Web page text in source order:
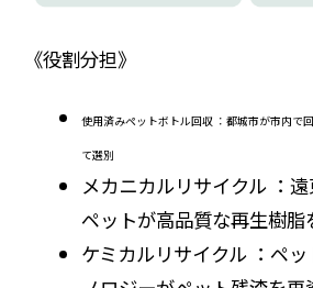
《役割分担》
使用済みペットボトル回収 ：都城市が市内で
て選別
メカニカルリサイクル ：
ペットが高品質な再生樹脂
ケミカルリサイクル ：ペ